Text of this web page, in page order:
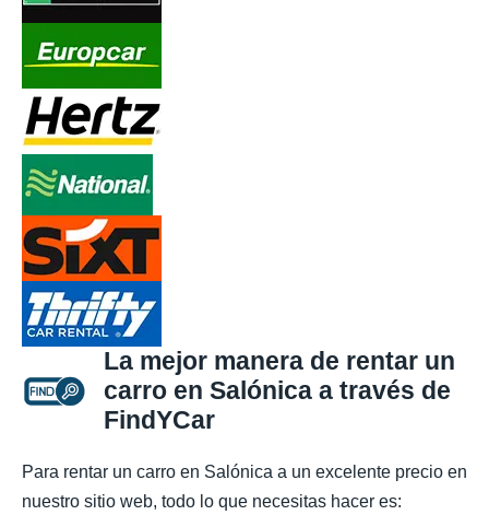
La mejor manera de rentar un
carro en Salónica a través de
FindYCar
Para rentar un carro en Salónica a un excelente precio en
nuestro sitio web, todo lo que necesitas hacer es: